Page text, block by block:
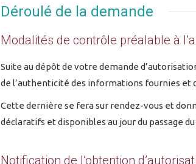
Déroulé de la demande
Modalités de contrôle préalable à
Suite au dépôt de votre demande
de l’authenticité des informations fournies et
Cette dernière se fera sur rendez-vous et
déclaratifs et disponibles au jour du passage
Notification de l’obtention